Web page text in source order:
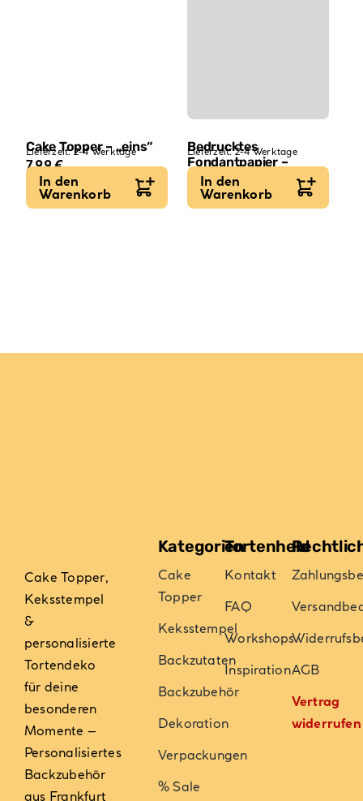
Cake Topper – „eins“
7,99€
Lieferzeit:2-4 Werktage
In den
Warenkorb
Bedrucktes
Fondantpapier –
Personalisiert
9,99€
Lieferzeit:2-4 Werktage
In den
Warenkorb
Cake Topper,
Keksstempel
&
personalisierte
Tortendeko
für deine
besonderen
Momente –
Personalisiertes
Backzubehör
aus Frankfurt
Kategorien
Cake
Topper
Keksstempel
Backzutaten
Backzubehör
Dekoration
Verpackungen
% Sale
Tortenheld
Kontakt
FAQ
Workshops
InspirationAGB
Vertrag
widerrufen